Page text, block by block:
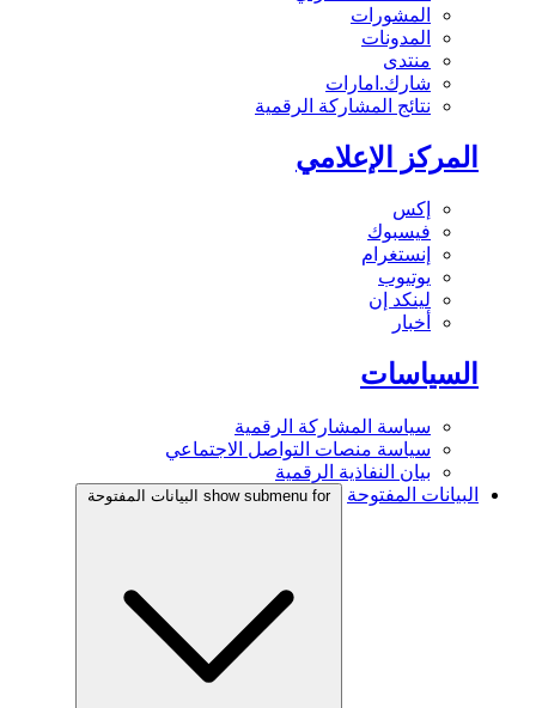
المشورات
المدونات
منتدى
شارك.امارات
نتائج المشاركة الرقمية
المركز الإعلامي
إكس
فيسبوك
إنستغرام
يوتيوب
لينكد إن
أخبار
السياسات
سياسة المشاركة الرقمية
سياسة منصات التواصل الاجتماعي
بيان النفاذية الرقمية
البيانات المفتوحة
show submenu for البيانات المفتوحة